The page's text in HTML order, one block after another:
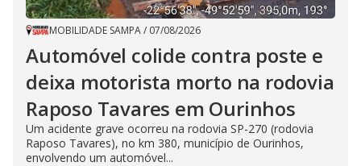
MOBILIDADE SAMPA/ 07/08/2026
Automóvel colide contra poste e
deixa motorista morto na rodovia
Raposo Tavares em Ourinhos
Um acidente grave ocorreu na rodovia SP-270 (rodovia
Raposo Tavares), no km 380, município de Ourinhos,
envolvendo um automóvel...